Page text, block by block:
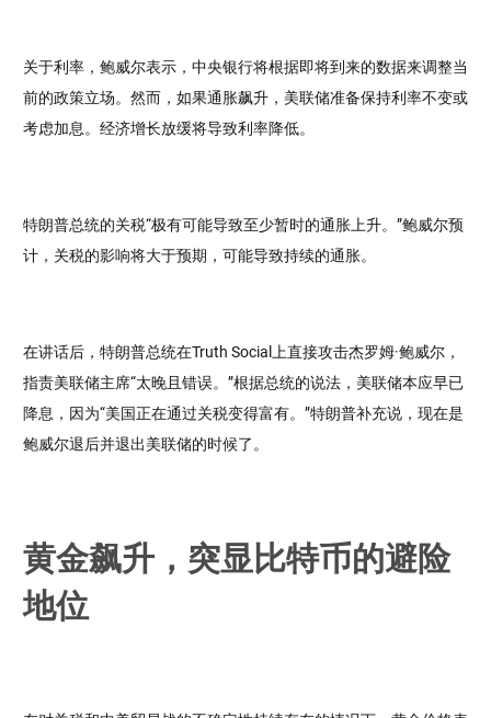
关于利率，鲍威尔表示，中央银行将根据即将到来的数据来调整当
前的政策立场。然而，如果通胀飙升，美联储准备保持利率不变或
考虑加息。经济增长放缓将导致利率降低。
特朗普总统的关税“极有可能导致至少暂时的通胀上升。”鲍威尔预
计，关税的影响将大于预期，可能导致持续的通胀。
在讲话后，特朗普总统在Truth Social上直接攻击杰罗姆·鲍威尔，
指责美联储主席“太晚且错误。”根据总统的说法，美联储本应早已
降息，因为“美国正在通过关税变得富有。”特朗普补充说，现在是
鲍威尔退后并退出美联储的时候了。
黄金飙升，突显比特币的避险
地位